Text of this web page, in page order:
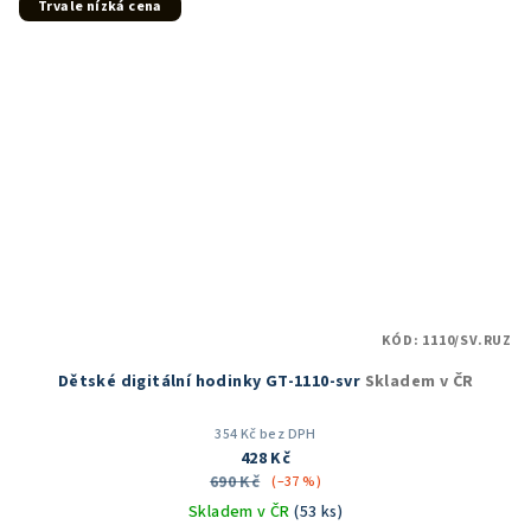
Trvale nízká cena
Dětské digitální hodinky GT-1110-svr Skladem v ČR
354 Kč bez DPH
428 Kč
690 Kč (–37 %)
Skladem v ČR(53 ks)
KÓD: 1110/SV.RUZ